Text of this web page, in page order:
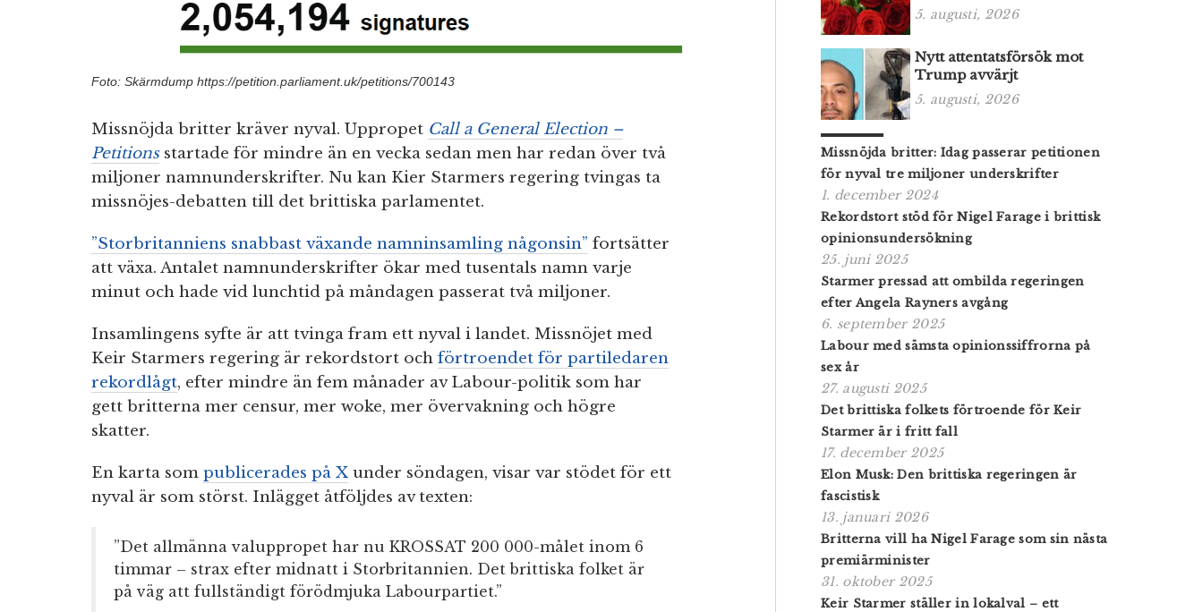
Foto: Skärmdump https://petition.parliament.uk/petitions/700143
Missnöjda britter kräver nyval. Uppropet Call a General Election –
Petitionsstartade för mindre än en vecka sedan men har redan över två
miljoner namnunderskrifter. Nu kan Kier Starmers regering tvingas ta
missnöjes-debatten till det brittiska parlamentet.
”Storbritanniens snabbast växande namninsamling någonsin” fortsätter
att växa. Antalet namnunderskrifter ökar med tusentals namn varje
minut och hade vid lunchtid på måndagen passerat två miljoner.
Insamlingens syfte är att tvinga fram ett nyval i landet. Missnöjet med
Keir Starmers regering är rekordstort och förtroendet för partiledaren
rekordlågt, efter mindre än fem månader av Labour-politik som har
gett britterna mer censur, mer woke, mer övervakning och högre
skatter.
En karta som publicerades på X under söndagen, visar var stödet för ett
nyval är som störst. Inlägget åtföljdes av texten:
”Det allmänna valuppropet har nu KROSSAT 200 000-målet inom 6
timmar – strax efter midnatt i Storbritannien. Det brittiska folket är
på väg att fullständigt förödmjuka Labourpartiet.”
5. augusti, 2026
Nytt attentatsförsök mot
Trump avvärjt
5. augusti, 2026
Missnöjda britter: Idag passerar petitionen
för nyval tre miljoner underskrifter
1. december 2024
Rekordstort stöd för Nigel Farage i brittisk
opinionsundersökning
25. juni 2025
Starmer pressad att ombilda regeringen
efter Angela Rayners avgång
6. september 2025
Labour med sämsta opinionssiffrorna på
sex år
27. augusti 2025
Det brittiska folkets förtroende för Keir
Starmer är i fritt fall
17. december 2025
Elon Musk: Den brittiska regeringen är
fascistisk
13. januari 2026
Britterna vill ha Nigel Farage som sin nästa
premiärminister
31. oktober 2025
Keir Starmer ställer in lokalval – ett